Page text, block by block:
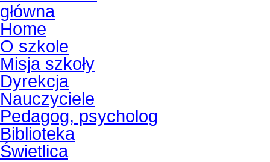
Home
O szkole
Misja szkoły
Dyrekcja
Nauczyciele
Pedagog, psycholog
Biblioteka
Świetlica